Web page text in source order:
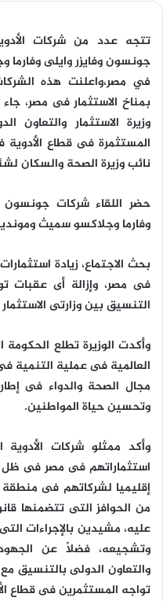
تتجه عدد من شركات
جونسون وفايزر وايلى وفارما
في مصر،واعلنت هذه
بمناخ الاستثمار فى مصر،
وزيرة الاستثمار والتعاون
المستثمرة فى قطاع الأدوية
نائب وزيرة الصحة والسكان
حضر اللقاء شركات جونسون
وفارما وجلاكسو سميث
بحث الاجتماع، زيادة
فى مصر، وإزالة أى عقبات
التنسيق بين وزارتى
وأكدت الوزيرة تطلع
العالمية فى عملية
مجال الصحة والدواء فى
وتحسين حياة المواطنين.
وأكد ممثلو شركات
استثماراتهم فى مصر فى ظل
إقليميا لشركاتهم فى منطقة
من الحوافز التى تتضمنها
عليه، مشيدين بالإجراءات
وتشجيعه، فضلاً عن الجهود
والتعاون الدولى بالتنسيق
تواجه المستثمرين فى قطاع